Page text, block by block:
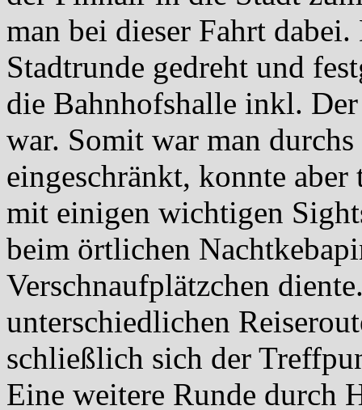
man bei dieser Fahrt
Stadtrunde gedreht und
die Bahnhofshalle inkl.
war. Somit war man
eingeschränkt, konnte
mit einigen wichtigen
beim örtlichen
Verschnaufplätzchen
unterschiedlichen
schließlich sich der
Eine weitere Runde durch